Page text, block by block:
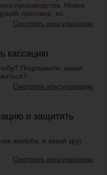
производства. Новое
приговор, ко...
Смотреть консультацию
кассацию
Подскажите, какая
...
Смотреть консультацию
и защитить
жалоба, и какой круг
Смотреть консультацию